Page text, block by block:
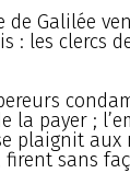
de Galilée
: les clercs
la payer ;
plaignit aux
firent sans